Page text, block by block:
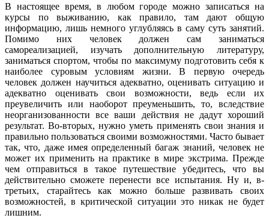
В настоящее время, в любом городе можно записаться на
курсы по выживанию, как правило, там дают общую
информацию, лишь немного углубляясь в саму суть занятий.
Помимо них человек должен сам заниматься
самореализацией, изучать дополнительную литературу,
заниматься спортом, чтобы по максимуму подготовить себя к
наиболее суровым условиям жизни. В первую очередь
человек должен научиться адекватно, оценивать ситуацию и
адекватно оценивать свои возможности, ведь если их
преувеличить или наоборот преуменьшить, то, вследствие
неорганизованности все ваши действия не дадут хороший
результат. Во-вторых, нужно уметь применять свои знания и
правильно пользоваться своими возможностями. Часто бывает
так, что, даже имея определенный багаж знаний, человек не
может их применить на практике в мире экстрима. Прежде
чем отправиться в такое путешествие убедитесь, что вы
действительно сможете перенести все испытания. Ну и, в-
третьих, старайтесь как можно больше развивать своих
возможностей, в критической ситуации это никак не будет
лишним.